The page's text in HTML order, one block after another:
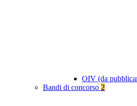
OIV (da
Bandi di concorso 2